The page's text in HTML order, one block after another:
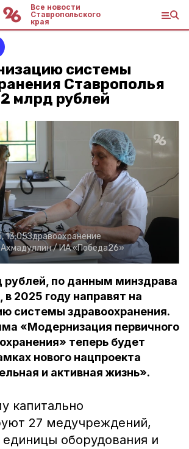
Все новости
Ставропольского
края
системы
Ставрополья
млрд рублей
13:05Здравоохранение
/ИА «Победа26»
рублей, по данным минздрава
в 2025 году направят на
системы здравоохранения.
«Модернизация первичного
теперь будет
нового нацпроекта
и активная жизнь».
капитально
27 медучреждений,
единицы оборудования и